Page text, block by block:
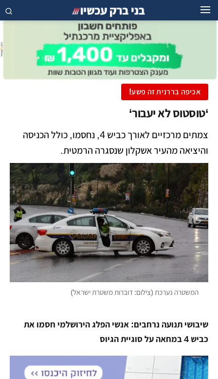
אכיפה בררנית זה פשע!
‘טוסטוס לא יעבור‘
צמתים מרכזיים לאורך כביש 4, נחסמו, כולל הכניסה
והיציאה מהעיר אשקלון שנסגרה הרמטית.
המשטרה נערכת (צילום: דוברות משטרת ישראל)
שיבושי תנועה נרחבים: אנשי הפלג הירושלמי חסמו את
כביש 4 במחאה על סוגיית הגיוס